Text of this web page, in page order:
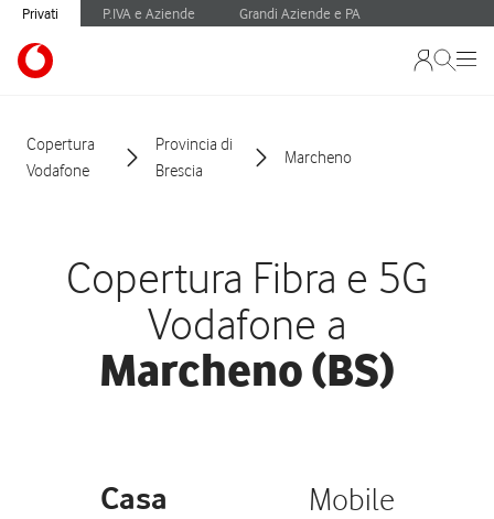
Privati P.IVA e Aziende Grandi Aziende e PA
Copertura
Vodafone
Provincia di
Brescia
Marcheno
Copertura Fibra e 5G
Vodafone a
Marcheno (BS)
Casa Mobile